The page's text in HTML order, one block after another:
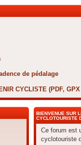
de pédalage
CYCLISTE (PDF,
BIENVENUE SUR
CYCLOTOURISTE
Ce forum est
cyclotouriste